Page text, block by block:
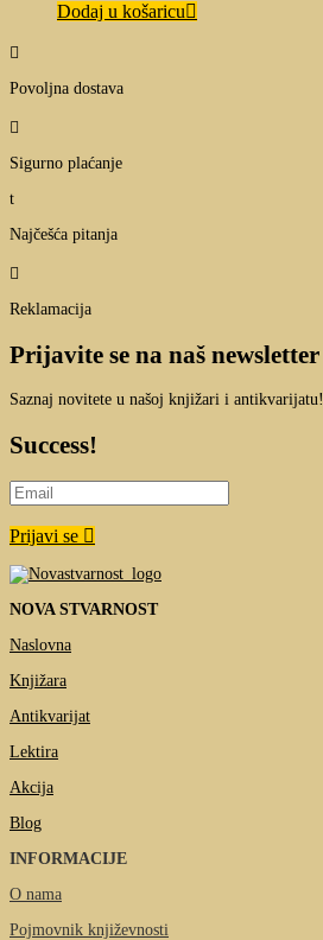
Dodaj u košaricu

Povoljna dostava

Sigurno plaćanje
t
Najčešća pitanja

Reklamacija
Prijavite se na naš newsletter
Saznaj novitete u našoj knjižari i antikvarijatu!
Success!
Prijavi se
NOVA STVARNOST
Naslovna
Knjižara
Antikvarijat
Lektira
Akcija
Blog
INFORMACIJE
O nama
Pojmovnik književnosti